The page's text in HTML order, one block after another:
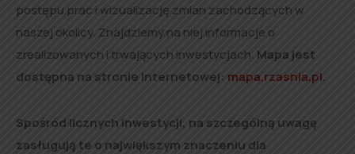
postępu prac i wizualizację zmian zachodzących w
naszej okolicy. Znajdziemy na niej informacje o
zrealizowanych i trwających inwestycjach. Mapa jest
dostępna na stronie internetowej: mapa.rzasnia.pl.
Spośród licznych inwestycji, na szczególną uwagę
zasługują te o największym znaczeniu dla